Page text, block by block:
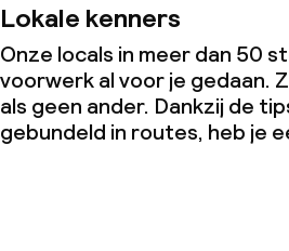
Lokale kenners
Onze locals in meer dan 50
voorwerk al voor je gedaan.
als geen ander. Dankzij de
gebundeld in routes, heb je